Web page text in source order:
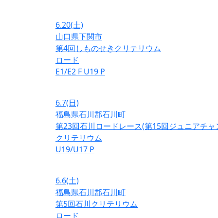
6.20(土)
山口県下関市
第4回しものせきクリテリウム
ロード
E1/E2 F U19 P
6.7(日)
福島県石川郡石川町
第23回石川ロードレース(第15回ジュニアチャ
クリテリウム
U19/U17 P
6.6(土)
福島県石川郡石川町
第5回石川クリテリウム
ロード